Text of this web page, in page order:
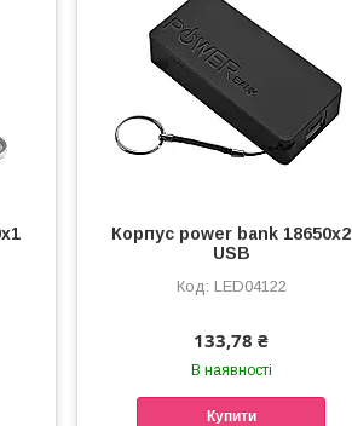
Корпус power bank 18650x2
USB
LED04122
133,78 ₴
В наявності
Купити